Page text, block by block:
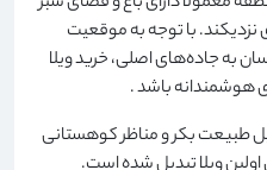
با توجه به موقعیت
به جاده‌های اصلی، خرید ویلا
هوشمندانه باشد.
طبیعت بکر و مناظر کوهستانی